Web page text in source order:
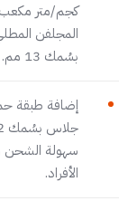
كجم/متر
المجلفن
بسُمك 13 مم.
إضافة طبقة
سهولة الشحن
الأفراد.